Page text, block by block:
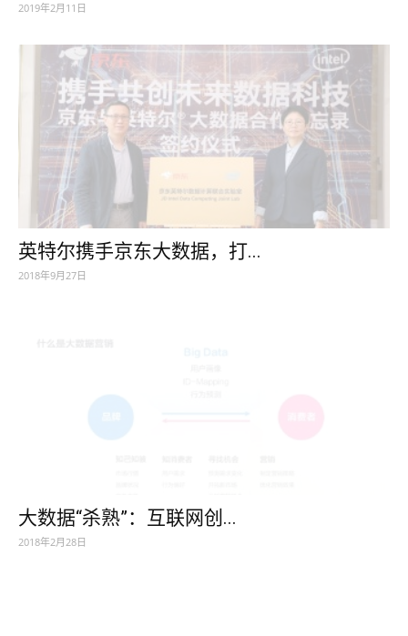
2019年2月11日
英特尔携手京东大数据，打...
2018年9月27日
大数据“杀熟”：互联网创...
2018年2月28日